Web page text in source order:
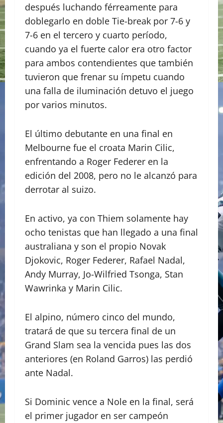
después luchando férreamente para
doblegarlo en doble Tie-break por 7-6 y
7-6 en el tercero y cuarto período,
cuando ya el fuerte calor era otro factor
para ambos contendientes que también
tuvieron que frenar su ímpetu cuando
una falla de iluminación detuvo el juego
por varios minutos.
El último debutante en una final en
Melbourne fue el croata Marin Cilic,
enfrentando a Roger Federer en la
edición del 2008, pero no le alcanzó para
derrotar al suizo.
En activo, ya con Thiem solamente hay
ocho tenistas que han llegado a una final
australiana y son el propio Novak
Djokovic, Roger Federer, Rafael Nadal,
Andy Murray, Jo-Wilfried Tsonga, Stan
Wawrinka y Marin Cilic.
El alpino, número cinco del mundo,
tratará de que su tercera final de un
Grand Slam sea la vencida pues las dos
anteriores (en Roland Garros) las perdió
ante Nadal.
Si Dominic vence a Nole en la final, será
el primer jugador en ser campeón